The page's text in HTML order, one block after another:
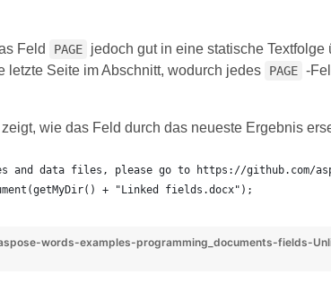
Feld PAGE
jedoch gut in eine statische
letzte Seite im Abschnitt, wodurch jedes
PAGE -
wie das Feld durch das neueste Ergebnis
and data files, please go to https://github.com/
+ "Linked fields.docx");
words-examples-programming_documents-fields-